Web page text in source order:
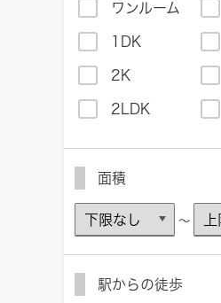
ワンルーム
1DK
2K
2LDK
面積
～
駅からの徒歩